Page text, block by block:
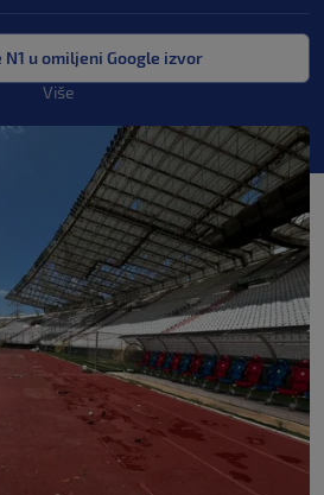
N1 u omiljeni Google izvor
Više